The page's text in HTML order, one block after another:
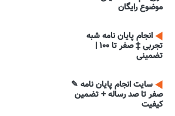
موضوع رایگان
انجام پایان نامه شبه
تجربی ‡ صفر تا 100 |
تضمینی
سایت انجام پایان نامه ✎
صفر تا صد رساله + تضمین
کیفیت